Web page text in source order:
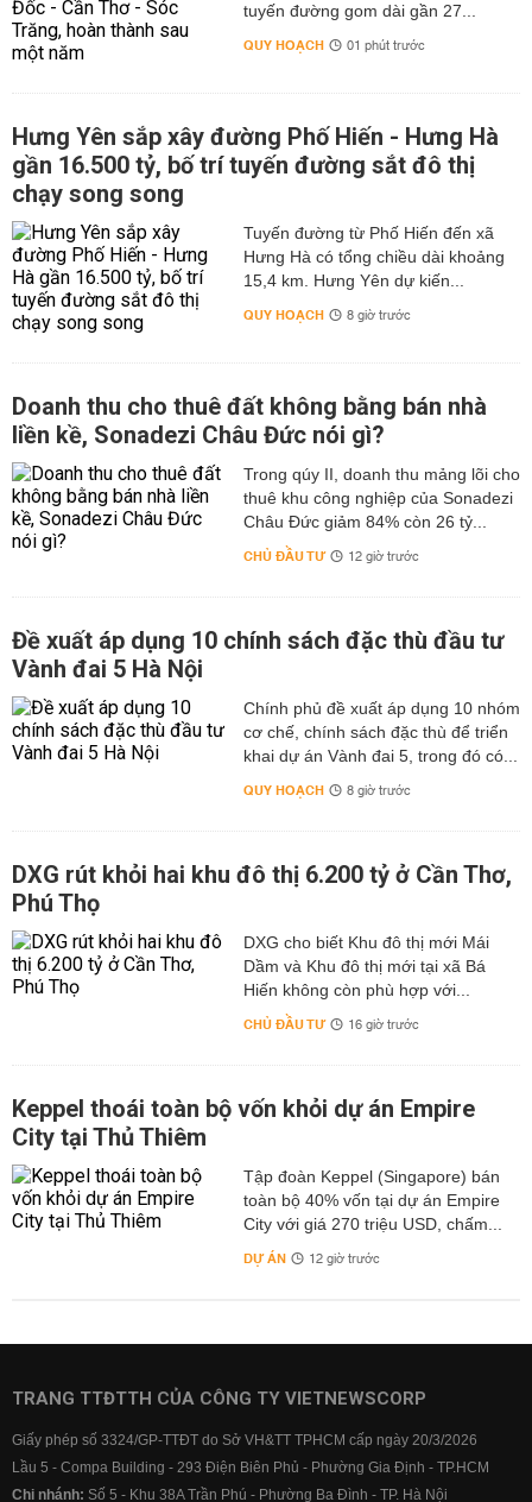
tuyến đường gom dài gần 27...
QUY HOẠCH 01 phút trước
Hưng Yên sắp xây đường Phố Hiến - Hưng Hà
gần 16.500 tỷ, bố trí tuyến đường sắt đô thị
chạy song song
Tuyến đường từ Phố Hiến đến xã
Hưng Hà có tổng chiều dài khoảng
15,4 km. Hưng Yên dự kiến...
QUY HOẠCH 8 giờ trước
Doanh thu cho thuê đất không bằng bán nhà
liền kề, Sonadezi Châu Đức nói gì?
Trong qúy II, doanh thu mảng lõi cho
thuê khu công nghiệp của Sonadezi
Châu Đức giảm 84% còn 26 tỷ...
CHỦ ĐẦU TƯ 12 giờ trước
Đề xuất áp dụng 10 chính sách đặc thù đầu tư
Vành đai 5 Hà Nội
Chính phủ đề xuất áp dụng 10 nhóm
cơ chế, chính sách đặc thù để triển
khai dự án Vành đai 5, trong đó có...
QUY HOẠCH 8 giờ trước
DXG rút khỏi hai khu đô thị 6.200 tỷ ở Cần Thơ,
Phú Thọ
DXG cho biết Khu đô thị mới Mái
Dầm và Khu đô thị mới tại xã Bá
Hiến không còn phù hợp với...
CHỦ ĐẦU TƯ 16 giờ trước
Keppel thoái toàn bộ vốn khỏi dự án Empire
City tại Thủ Thiêm
Tập đoàn Keppel (Singapore) bán
toàn bộ 40% vốn tại dự án Empire
City với giá 270 triệu USD, chấm...
DỰ ÁN 12 giờ trước
TRANG TTĐTTH CỦA CÔNG TY VIETNEWSCORP
Giấy phép số 3324/GP-TTĐT do Sở VH&TT TPHCM cấp ngày 20/3/2026
Lầu 5 - Compa Building - 293 Điện Biên Phủ - Phường Gia Định - TP.HCM
Chi nhánh: Số 5 - Khu 38A Trần Phú - Phường Ba Đình - TP. Hà Nội